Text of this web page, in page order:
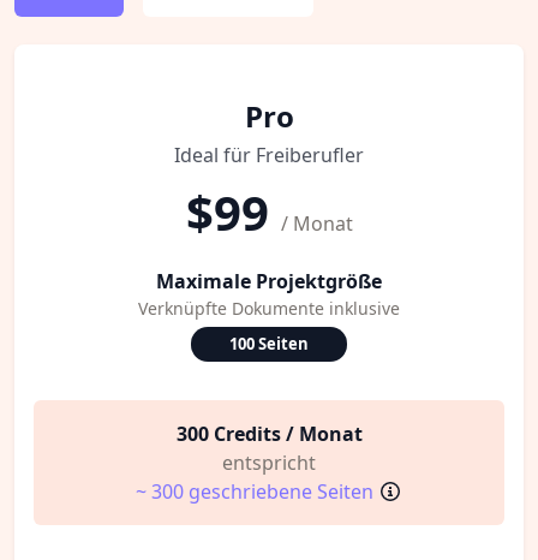
Pro
Ideal für Freiberufler
$99 / Monat
Maximale Projektgröße
Verknüpfte Dokumente inklusive
100 Seiten
300 Credits / Monat
entspricht
~ 300 geschriebene Seiten